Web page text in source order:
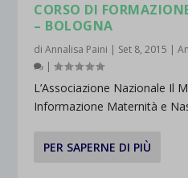
CORSO DI
– BOLOGNA
diAnnalisa Paini | Set 8, 2015 |
|
L’Associazione Nazionale Il
Informazione Maternità e
PER SAPERNE DI PIÙ